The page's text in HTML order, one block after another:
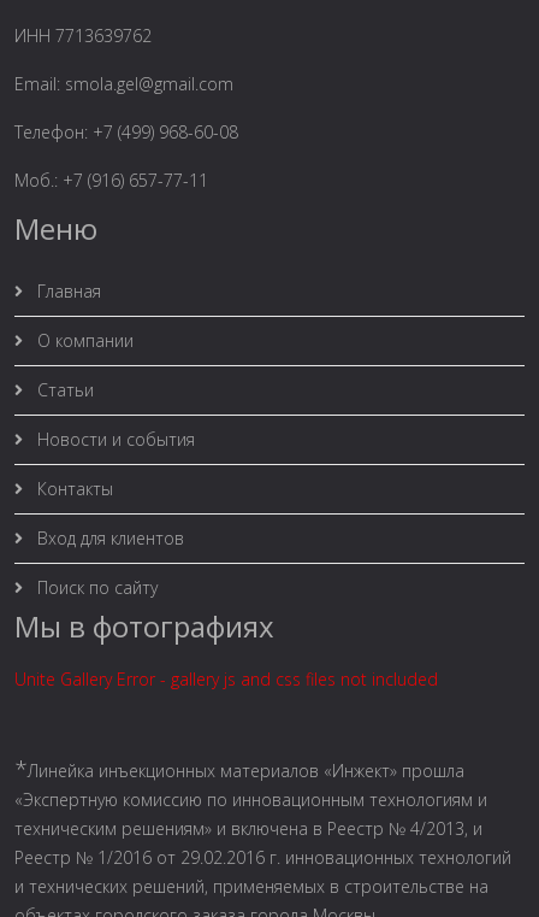
ИНН 7713639762
Email: smola.gel@gmail.com
Телефон: +7 (499) 968-60-08
Моб.: +7 (916) 657-77-11
Меню
Главная
О компании
Статьи
Новости и события
Контакты
Вход для клиентов
Поиск по сайту
Мы в фотографиях
Unite Gallery Error - gallery js and css files not included
*Линейка инъекционных материалов «Инжект» прошла
«Экспертную комиссию по инновационным технологиям и
техническим решениям» и включена в Реестр № 4/2013, и
Реестр № 1/2016 от 29.02.2016 г. инновационных технологий
и технических решений, применяемых в строительстве на